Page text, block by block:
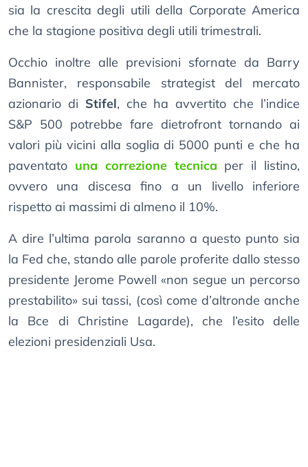
sia la crescita degli utili della Corporate America
che la stagione positiva degli utili trimestrali.
Occhio inoltre alle previsioni sfornate da Barry
Bannister, responsabile strategist del mercato
azionario di Stifel, che ha avvertito che l’indice
S&P 500 potrebbe fare dietrofront tornando ai
valori più vicini alla soglia di 5000 punti e che ha
paventato una correzione tecnica per il listino,
ovvero una discesa fino a un livello inferiore
rispetto ai massimi di almeno il 10%.
A dire l’ultima parola saranno a questo punto sia
la Fed che, stando alle parole proferite dallo stesso
presidente Jerome Powell «non segue un percorso
prestabilito» sui tassi, (così come d’altronde anche
la Bce di Christine Lagarde), che l’esito delle
elezioni presidenziali Usa.